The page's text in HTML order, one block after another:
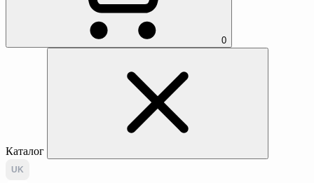
0
Каталог
UK